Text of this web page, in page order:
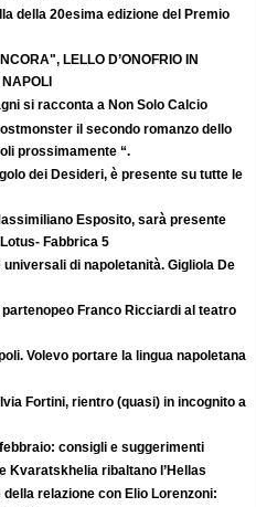
della 20esima edizione del Premio
LELLO D’ONOFRIO IN
si racconta a Non Solo Calcio
il secondo romanzo dello
prossimamente “.
dei Desideri, è presente su tutte le
Esposito, sarà presente
Fabbrica 5
universali di napoletanità. Gigliola De
Franco Ricciardi al teatro
Volevo portare la lingua napoletana
Fortini, rientro (quasi) in incognito a
consigli e suggerimenti
Kvaratskhelia ribaltano l’Hellas
relazione con Elio Lorenzoni: